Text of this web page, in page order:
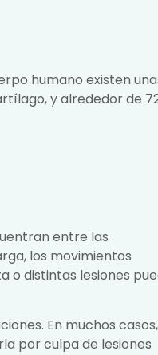
humano existen
y alrededor de
entre las
los movimientos
o distintas lesiones
En muchos casos,
por culpa de lesiones